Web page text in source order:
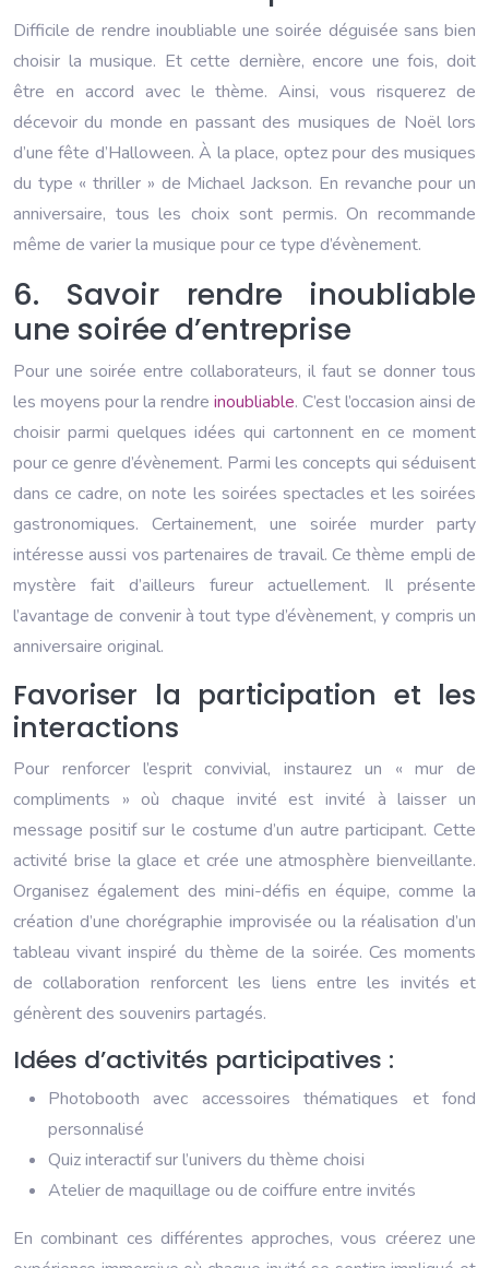
Difficile de rendre inoubliable une soirée déguisée sans bien
choisir la musique. Et cette dernière, encore une fois, doit
être en accord avec le thème. Ainsi, vous risquerez de
décevoir du monde en passant des musiques de Noël lors
d’une fête d’Halloween. À la place, optez pour des musiques
du type « thriller » de Michael Jackson. En revanche pour un
anniversaire, tous les choix sont permis. On recommande
même de varier la musique pour ce type d’évènement.
6. Savoir rendre inoubliable
une soirée d’entreprise
Pour une soirée entre collaborateurs, il faut se donner tous
les moyens pour la rendre inoubliable. C’est l’occasion ainsi de
choisir parmi quelques idées qui cartonnent en ce moment
pour ce genre d’évènement. Parmi les concepts qui séduisent
dans ce cadre, on note les soirées spectacles et les soirées
gastronomiques. Certainement, une soirée murder party
intéresse aussi vos partenaires de travail. Ce thème empli de
mystère fait d’ailleurs fureur actuellement. Il présente
l’avantage de convenir à tout type d’évènement, y compris un
anniversaire original.
Favoriser la participation et les
interactions
Pour renforcer l’esprit convivial, instaurez un « mur de
compliments » où chaque invité est invité à laisser un
message positif sur le costume d’un autre participant. Cette
activité brise la glace et crée une atmosphère bienveillante.
Organisez également des mini-défis en équipe, comme la
création d’une chorégraphie improvisée ou la réalisation d’un
tableau vivant inspiré du thème de la soirée. Ces moments
de collaboration renforcent les liens entre les invités et
génèrent des souvenirs partagés.
Idées d’activités participatives :
Photobooth avec accessoires thématiques et fond
personnalisé
Quiz interactif sur l’univers du thème choisi
Atelier de maquillage ou de coiffure entre invités
En combinant ces différentes approches, vous créerez une